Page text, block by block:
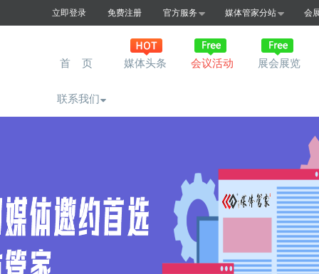
立即登录 免费注册 官方服务 媒体管家分站 会
首 页 媒体头条 会议活动 展会展览
联系我们